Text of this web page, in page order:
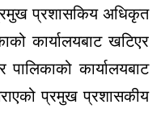
प्रशासकिय अधिकृत
कार्यालयबाट खटिएर
कार्यालयबाट
प्रमुख प्रशासकीय